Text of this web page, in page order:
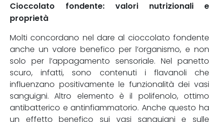
Cioccolato fondente: valori nutrizionali e
proprietà
Molti concordano nel dare al cioccolato fondente
anche un valore benefico per l’organismo, e non
solo per l’appagamento sensoriale. Nel panetto
scuro, infatti, sono contenuti i flavanoli che
influenzano positivamente le funzionalità dei vasi
sanguigni. Altro elemento è il polifenolo, ottimo
antibatterico e antinfiammatorio. Anche questo ha
un effetto benefico sui vasi sanguigni e sulle